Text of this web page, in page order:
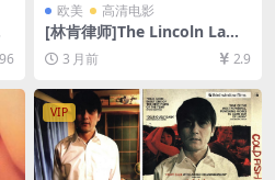
]
欧美 高清电影
[林肯律师]The Lincoln Lawy
er (2011)[百度网盘+夸克网盘
1080P超清未删减资源][网盘
在线播放/下载][MP4/7.5GB]
[中英字幕]
3 月前 2.9
VIP